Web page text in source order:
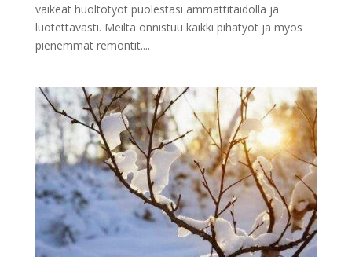
vaikeat huoltotyöt puolestasi ammattitaidolla ja
luotettavasti. Meiltä onnistuu kaikki pihatyöt ja myös
pienemmät remontit....